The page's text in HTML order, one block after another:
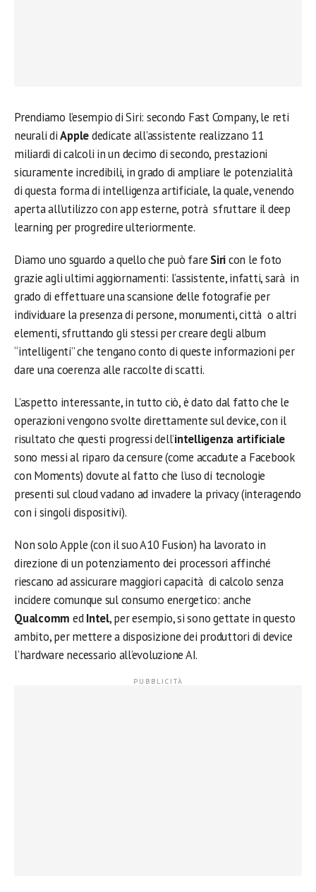
Prendiamo l’esempio di Siri: secondo Fast Company, le reti
neurali diApplededicate all’assistente realizzano 11
miliardi di calcoli in un decimo di secondo, prestazioni
sicuramente incredibili, in grado di ampliare le potenzialità
di questa forma di intelligenza artificiale, la quale, venendo
aperta all’utilizzo con app esterne, potrà sfruttare il deep
learning per progredire ulteriormente.
Diamo uno sguardo a quello che può fare Siricon le foto
grazie agli ultimi aggiornamenti: l’assistente, infatti, sarà in
grado di effettuare una scansione delle fotografie per
individuare la presenza di persone, monumenti, città o altri
elementi, sfruttando gli stessi per creare degli album
“intelligenti” che tengano conto di queste informazioni per
dare una coerenza alle raccolte di scatti.
L’aspetto interessante, in tutto ciò, è dato dal fatto che le
operazioni vengono svolte direttamente sul device, con il
risultato che questi progressi dell’intelligenza artificiale
sono messi al riparo da censure (come accadute a Facebook
con Moments) dovute al fatto che l’uso di tecnologie
presenti sul cloud vadano ad invadere la privacy (interagendo
con i singoli dispositivi).
Non solo Apple (con il suo A10 Fusion) ha lavorato in
direzione di un potenziamento dei processori affinché
riescano ad assicurare maggiori capacità di calcolo senza
incidere comunque sul consumo energetico: anche
Qualcomm edIntel, per esempio, si sono gettate in questo
ambito, per mettere a disposizione dei produttori di device
l’hardware necessario all’evoluzione AI.